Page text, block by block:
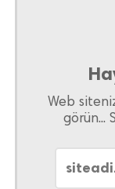
Web
görün...